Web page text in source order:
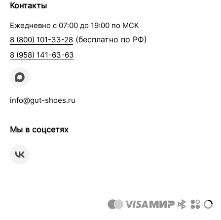
Контакты
Ежедневно с 07:00 до 19:00 по МСК
8 (800) 101-33-28 (бесплатно по РФ)
8 (958) 141-63-63
info@gut-shoes.ru
Мы в соцсетях